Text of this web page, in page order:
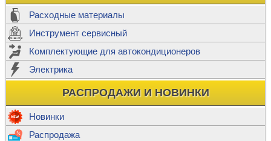
Расходные материалы
Инструмент сервисный
Комплектующие для автокондиционеров
Электрика
РАСПРОДАЖИ И НОВИНКИ
Новинки
Распродажа